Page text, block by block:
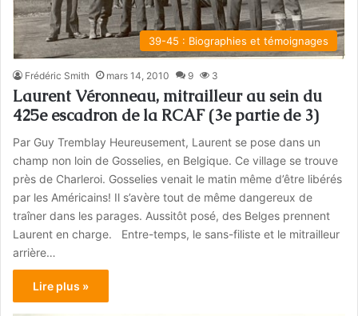
39-45 : Biographies et témoignages
Frédéric Smith mars 14, 2010 9 3
Laurent Véronneau, mitrailleur au sein du
425e escadron de la RCAF (3e partie de 3)
Par Guy Tremblay Heureusement, Laurent se pose dans un
champ non loin de Gosselies, en Belgique. Ce village se trouve
près de Charleroi. Gosselies venait le matin même d’être libérés
par les Américains! Il s’avère tout de même dangereux de
traîner dans les parages. Aussitôt posé, des Belges prennent
Laurent en charge. Entre-temps, le sans-filiste et le mitrailleur
arrière…
Lire plus »